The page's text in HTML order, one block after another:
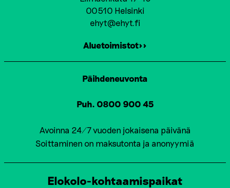
00510 Helsinki
ehyt@ehyt.fi
Aluetoimistot>>
Päihdeneuvonta
Puh. 0800 900 45
Avoinna 24/7 vuoden jokaisena päivänä
Soittaminen on maksutonta ja anonyymiä
Elokolo-kohtaamispaikat